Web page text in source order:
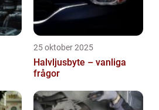
25 oktober 2025
Halvljusbyte – vanliga
frågor